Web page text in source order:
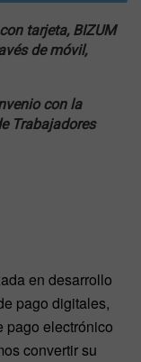
tarjeta, BIZUM
de móvil,
con la
Trabajadores
en desarrollo
pago digitales,
pago electrónico
convertir su